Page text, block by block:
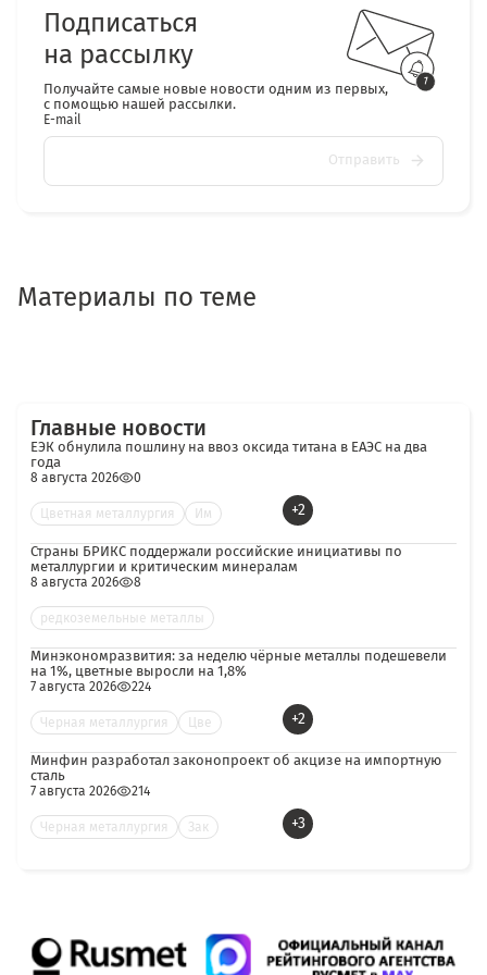
Подписаться
на рассылку
Получайте самые новые новости одним из первых,
с помощью нашей рассылки.
E-mail
Отправить
Материалы по теме
Главные новости
ЕЭК обнулила пошлину на ввоз оксида титана в ЕАЭС на два
года
8 августа 2026 0
Цветная металлургия Им +2
Страны БРИКС поддержали российские инициативы по
металлургии и критическим минералам
8 августа 2026 8
редкоземельные металлы
Минэкономразвития: за неделю чёрные металлы подешевели
на 1%, цветные выросли на 1,8%
7 августа 2026 224
Черная металлургия Цве +2
Минфин разработал законопроект об акцизе на импортную
сталь
7 августа 2026 214
Черная металлургия Зак +3